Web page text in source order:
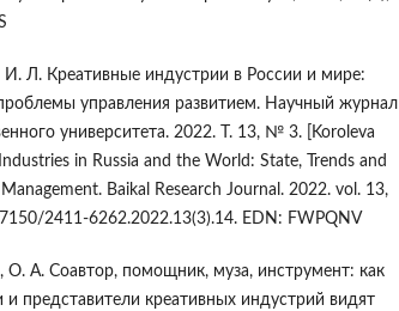
И. Л. Креативные индустрии в России и мире:
управления развитием. Научный журнал
университета. 2022. Т. 13, № 3. [Koroleva
in Russia and the World: State, Trends and
Baikal Research Journal. 2022. vol. 13,
2411-6262.2022.13(3).14. EDN: FWPQNV
О. А. Соавтор, помощник, муза, инструмент: как
и представители креативных индустрий видят